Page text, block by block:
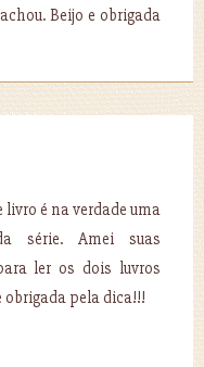
Beijo e obrigada
livro é na verdade uma
série. Amei suas
ler os dois luvros
obrigada pela dica!!!